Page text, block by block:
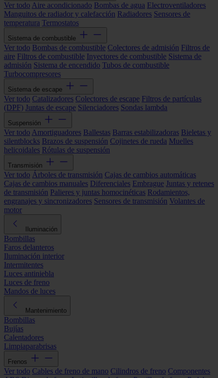
Ver todo Aire acondicionado Bombas de agua Electroventiladores
Manguitos de radiador y calefacción Radiadores Sensores de
temperatura Termostatos
Sistema de combustible
Ver todo Bombas de combustible Colectores de admisión Filtros de
aire Filtros de combustible Inyectores de combustible Sistema de
admisión Sistema de encendido Tubos de combustible
Turbocompresores
Sistema de escape
Ver todo Catalizadores Colectores de escape Filtros de partículas
(DPF) Juntas de escape Silenciadores Sondas lambda
Suspensión
Ver todo Amortiguadores Ballestas Barras estabilizadoras Bieletas y
silentblocks Brazos de suspensión Cojinetes de rueda Muelles
helicoidales Rótulas de suspensión
Transmisión
Ver todo Árboles de transmisión Cajas de cambios automáticas
Cajas de cambios manuales Diferenciales Embrague Juntas y retenes
de transmisión Palieres y juntas homocinéticas Rodamientos,
engranajes y sincronizadores Sensores de transmisión Volantes de
motor
Iluminación
Bombillas
Faros delanteros
Iluminación interior
Intermitentes
Luces antiniebla
Luces de freno
Mandos de luces
Mantenimiento
Bombillas
Bujías
Calentadores
Limpiaparabrisas
Frenos
Ver todo Cables de freno de mano Cilindros de freno Componentes